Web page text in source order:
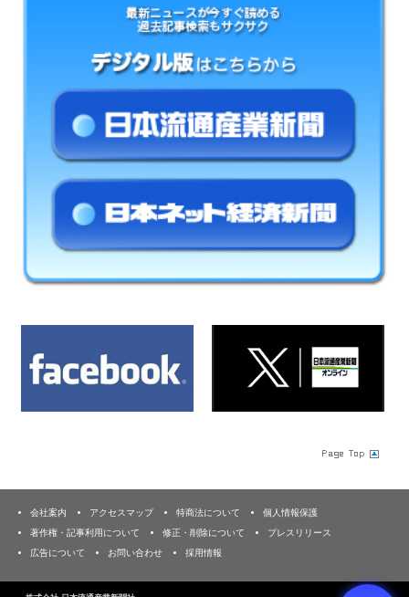
会社案内 アクセスマップ 特商法について
個人情報保護
著作権・記事利用について
修正・削除について
プレスリリース
広告について
お問い合わせ 採用情報